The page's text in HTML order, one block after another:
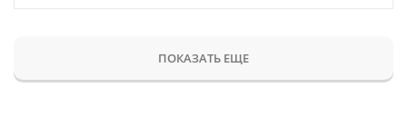
ПОКАЗАТЬ ЕЩЕ